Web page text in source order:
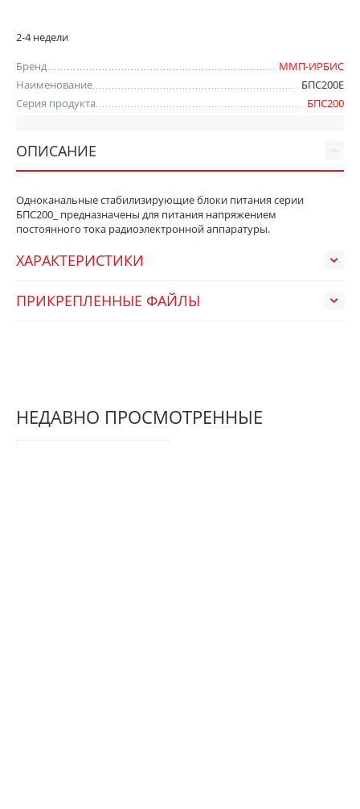
2-4 недели
Бренд
ММП-ИРБИС
Наименование
БПС200Е
Серия продукта
БПС200
ОПИСАНИЕ
Одноканальные стабилизирующие блоки питания серии
БПС200_ предназначены для питания напряжением
постоянного тока радиоэлектронной аппаратуры.
ХАРАКТЕРИСТИКИ
ПРИКРЕПЛЕННЫЕ ФАЙЛЫ
НЕДАВНО ПРОСМОТРЕННЫЕ